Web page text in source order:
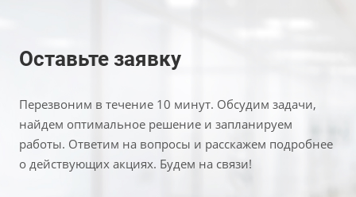
Оставьте заявку
Перезвоним в течение 10 минут. Обсудим задачи,
найдем оптимальное решение и запланируем
работы. Ответим на вопросы и расскажем подробнее
о действующих акциях. Будем на связи!